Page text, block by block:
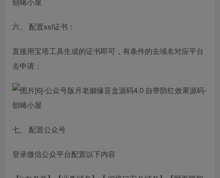
六、 配置ssl证书：
直接用宝塔工具生成的证书即可，有条件的去域名对应平台
去申请；
七、 配置公众号
登录微信公众平台配置以下内容